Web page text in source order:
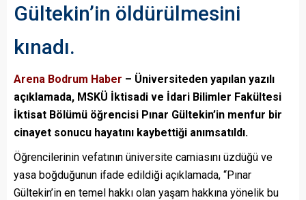
Gültekin’in öldürülmesini
kınadı.
Arena Bodrum Haber – Üniversiteden yapılan yazılı
açıklamada, MSKÜ İktisadi ve İdari Bilimler Fakültesi
İktisat Bölümü öğrencisi Pınar Gültekin’in menfur bir
cinayet sonucu hayatını kaybettiği anımsatıldı.
Öğrencilerinin vefatının üniversite camiasını üzdüğü ve
yasa boğduğunun ifade edildiği açıklamada, “Pınar
Gültekin’in en temel hakkı olan yaşam hakkına yönelik bu